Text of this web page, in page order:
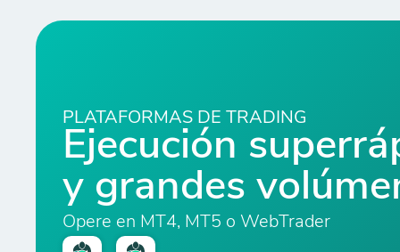
PLATAFORMAS DE TRADING
Ejecución
y grandes
Opere en MT4, MT5 o WebTrader